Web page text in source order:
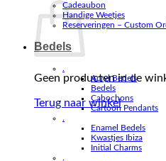
Geen producten in de
Terug naar winkel
Cadeaubon
Handige Weetjes
Reserveringen – Custom
Bedels
.
Acryl Bedels
Bedels
Cabochons
Cartoon Pendants
.
Enamel Bedels
Kwastjes Ibiza
Initial Charms
.